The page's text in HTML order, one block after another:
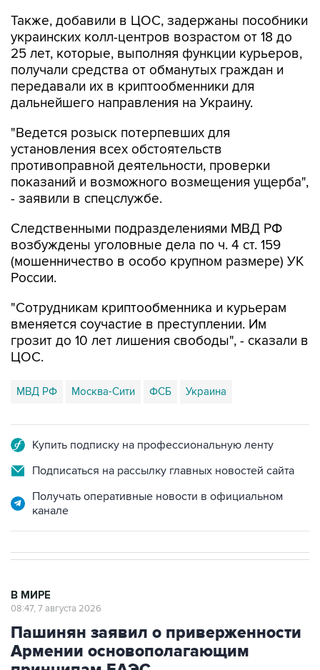
Также, добавили в ЦОС, задержаны пособники
украинских колл-центров возрастом от 18 до
25 лет, которые, выполняя функции курьеров,
получали средства от обманутых граждан и
передавали их в криптообменники для
дальнейшего направления на Украину.
"Ведется розыск потерпевших для
установления всех обстоятельств
противоправной деятельности, проверки
показаний и возможного возмещения ущерба",
- заявили в спецслужбе.
Следственными подразделениями МВД РФ
возбуждены уголовные дела по ч. 4 ст. 159
(мошенничество в особо крупном размере) УК
России.
"Сотрудникам криптообменника и курьерам
вменяется соучастие в преступлении. Им
грозит до 10 лет лишения свободы", - сказали в
ЦОС.
МВД РФ Москва-Сити ФСБ Украина
Купить подписку на профессиональную ленту
Подписаться на рассылку главных новостей сайта
Получать оперативные новости в официальном
канале
В МИРЕ
08:47, 7 августа 2026
Пашинян заявил о приверженности
Армении основополагающим